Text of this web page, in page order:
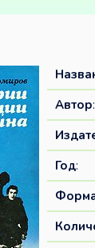
Автор:
Год: